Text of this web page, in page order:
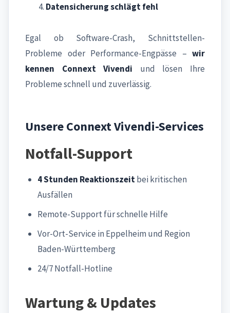
Datensicherung schlägt fehl
Egal ob Software-Crash, Schnittstellen-
Probleme oder Performance-Engpässe – wir
kennen Connext Vivendi und lösen Ihre
Probleme schnell und zuverlässig.
Unsere Connext Vivendi-Services
Notfall-Support
4 Stunden Reaktionszeitbei kritischen
Ausfällen
Remote-Support für schnelle Hilfe
Vor-Ort-Service in Eppelheim und Region
Baden-Württemberg
24/7 Notfall-Hotline
Wartung & Updates